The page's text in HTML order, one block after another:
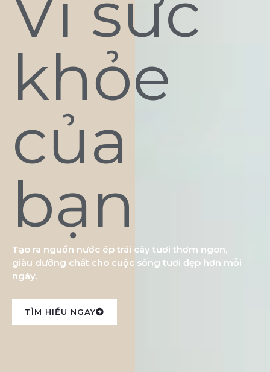
khỏe
của
bạn
Tạo ra nguồn nước ép trái cây tươi thơm ngon,
giàu dưỡng chất cho cuộc sống tươi đẹp hơn mỗi
ngày.
TÌM HIỂU NGAY